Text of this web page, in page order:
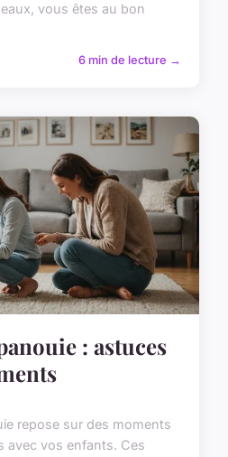
vous êtes au bon
6 min de lecture →
: astuces
repose sur des moments
avec vos enfants. Ces